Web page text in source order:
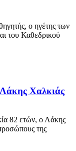
ο ηγέτης των
του Καθεδρικού
Λάκης Χαλκιάς
82 ετών, ο Λάκης
της